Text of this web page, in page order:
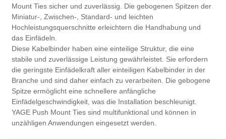
Mount Ties sicher und zuverlässig. Die gebogenen Spitzen der
Miniatur-, Zwischen-, Standard- und leichten
Hochleistungsquerschnitte erleichtern die Handhabung und
das Einfädeln.
Diese Kabelbinder haben eine einteilige Struktur, die eine
stabile und zuverlässige Leistung gewährleistet. Sie erfordern
die geringste Einfädelkraft aller einteiligen Kabelbinder in der
Branche und sind daher einfach zu verarbeiten. Die gebogene
Spitze ermöglicht eine schnellere anfängliche
Einfädelgeschwindigkeit, was die Installation beschleunigt.
YAGE Push Mount Ties sind multifunktional und können in
unzähligen Anwendungen eingesetzt werden.